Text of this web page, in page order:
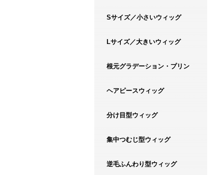
Sサイズ／小さいウィッグ
Lサイズ／大きいウィッグ
根元グラデーション・プリン
ヘアピースウィッグ
分け目型ウィッグ
集中つむじ型ウィッグ
逆毛ふんわり型ウィッグ